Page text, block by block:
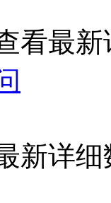
看最
新详细